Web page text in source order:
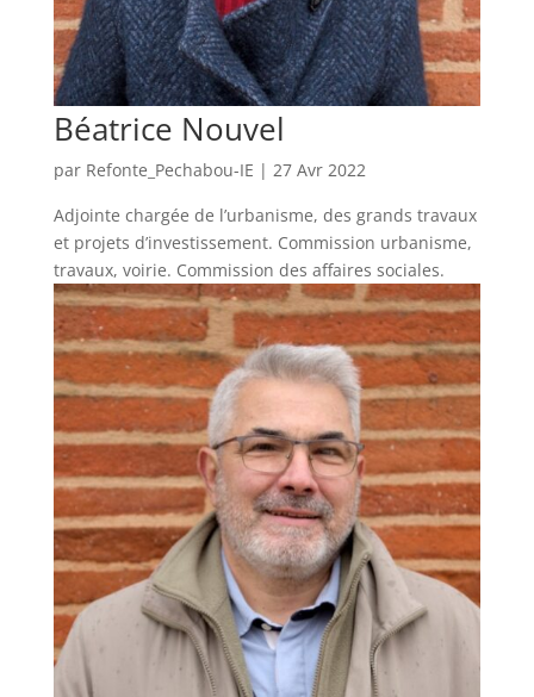
Béatrice Nouvel
par Refonte_Pechabou-IE | 27 Avr 2022
Adjointe chargée de l’urbanisme, des grands travaux
et projets d’investissement. Commission urbanisme,
travaux, voirie. Commission des affaires sociales.